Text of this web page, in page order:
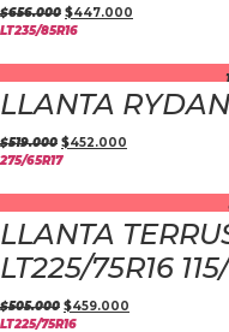
$656.000 $447.000
LT235/85R16
LLANTA
$519.000 $452.000
275/65R17
LLANTA
LT225/75R16
$505.000 $459.000
LT225/75R16